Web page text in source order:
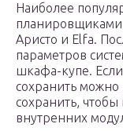
Наиболее
Аристо и Elfa.
параметров
шкафа-купе. Если
сохранить
сохранить, чтобы
внутренних